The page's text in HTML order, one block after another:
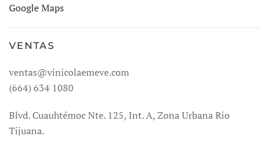
Google Maps
VENTAS
ventas@vinicolaemeve.com
(664) 634 1080
Blvd. Cuauhtémoc Nte. 125, Int. A, Zona Urbana Rio
Tijuana.